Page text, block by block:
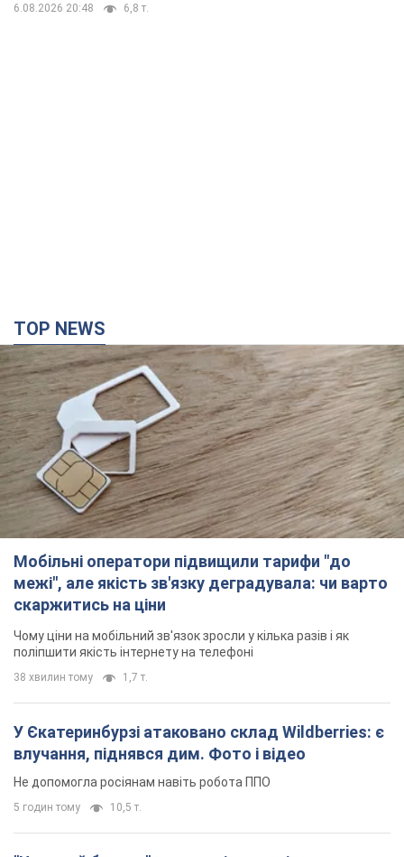
6.08.2026 20:48 6,8 т.
TOP NEWS
Мобільні оператори підвищили тарифи "до
межі", але якість зв'язку деградувала: чи варто
скаржитись на ціни
Чому ціни на мобільний зв'язок зросли у кілька разів і як
поліпшити якість інтернету на телефоні
38 хвилин тому 1,7 т.
У Єкатеринбурзі атаковано склад Wildberries: є
влучання, піднявся дим. Фото і відео
Не допомогла росіянам навіть робота ППО
5 годин тому 10,5 т.